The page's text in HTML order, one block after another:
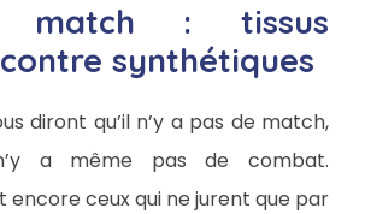
match : tissus
synthétiques
diront qu’il n’y a pas de match,
a même pas de combat.
encore ceux qui ne jurent que par